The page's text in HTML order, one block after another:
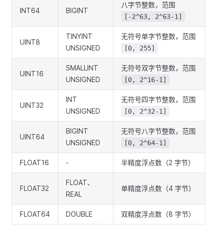
INT64 BIGINT
八字节整数，范围
[-2^63, 2^63-1]
UINT8
TINYINT
UNSIGNED
无符号单字节整数，范围
[0, 255]
UINT16
SMALLINT
UNSIGNED
无符号双字节整数，范围
[0, 2^16-1]
UINT32
INT
UNSIGNED
无符号四字节整数，范围
[0, 2^32-1]
UINT64
BIGINT
UNSIGNED
无符号八字节整数，范围
[0, 2^64-1]
FLOAT16 - 半精度浮点数（2 字节）
FLOAT32
FLOAT、
REAL
单精度浮点数（4 字节）
FLOAT64 DOUBLE 双精度浮点数（8 字节）